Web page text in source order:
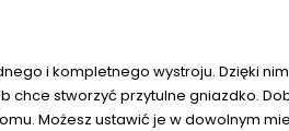
i kompletnego wystroju. Dzięki
stworzyć przytulne gniazdko.
Możesz ustawić je w dowolnym